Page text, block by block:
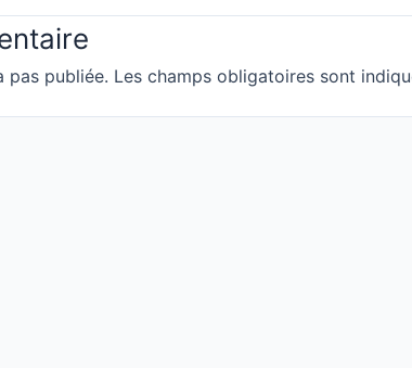
pas publiée. Les champs obligatoires sont